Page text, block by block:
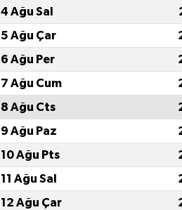
4 Ağu Sal
5 Ağu Çar
6 Ağu Per
7 Ağu Cum
8 Ağu Cts
9 Ağu Paz
10 Ağu Pts
11 Ağu Sal
12 Ağu Çar